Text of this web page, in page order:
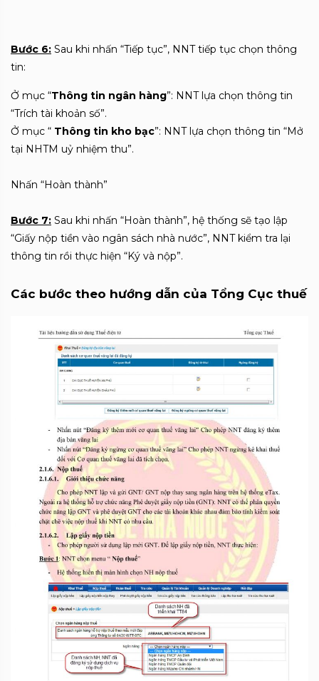
Bước 6: Sau khi nhấn “Tiếp tục”, NNT tiếp tục chọn thông
tin:
Ở mục “Thông tin ngân hàng”: NNT lựa chọn thông tin
“Trích tài khoản số”.
Ở mục “ Thông tin kho bạc”: NNT lựa chọn thông tin “Mở
tại NHTM uỷ nhiệm thu”.
Nhấn “Hoàn thành”
Bước 7: Sau khi nhấn “Hoàn thành”, hệ thống sẽ tạo lập
“Giấy nộp tiền vào ngân sách nhà nước”, NNT kiểm tra lại
thông tin rồi thực hiện “Ký và nộp”.
Các bước theo hướng dẫn của Tổng Cục thuế